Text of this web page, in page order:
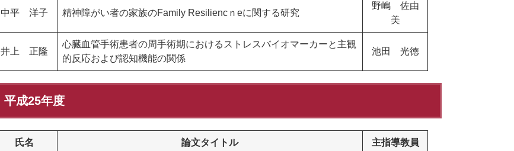
中平 洋子 精神障がい者の家族のFamily Resiliencｎeに関する研究
野嶋 佐由
美
井上 正隆
心臓血管手術患者の周手術期におけるストレスバイオマーカーと主観
的反応および認知機能の関係
池田 光徳
平成25年度
氏名 論文タイトル 主指導教員